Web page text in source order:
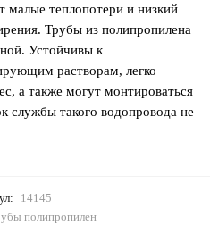
малые теплопотери и низкий
Трубы из полипропилена
Устойчивы к
растворам, легко
а также могут монтироваться
службы такого водопровода не
14145
полипропилен